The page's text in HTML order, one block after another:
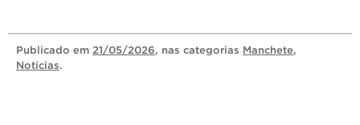
Publicado em 21/05/2026, nas categorias Manchete,
Notícias.